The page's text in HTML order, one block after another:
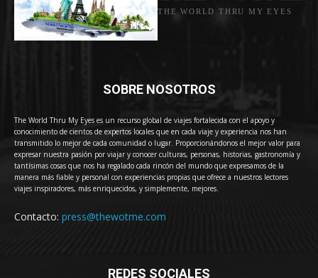
THE WORLD THRU MY EYES
SOBRE NOSOTROS
The World Thru My Eyes es un recurso global de viajes fortalecida con el apoyo y
conocimiento de cientos de expertos locales que en cada viaje y experiencia nos han
transmitido lo mejor de cada comunidad o lugar. Proporcionándonos el mejor valor para
expresar nuestra pasión por viajar y conocer culturas, personas, historias, gastronomía y
tantísimas cosas que nos ha regalado cada rincón del mundo que expresamos de la
manera más fiable y personal con experiencias propias que ofrece a nuestros lectores
viajes inspiradores, más enriquecidos, y simplemente, mejores.
Contacto: press@thewotme.com
REDES SOCIALES